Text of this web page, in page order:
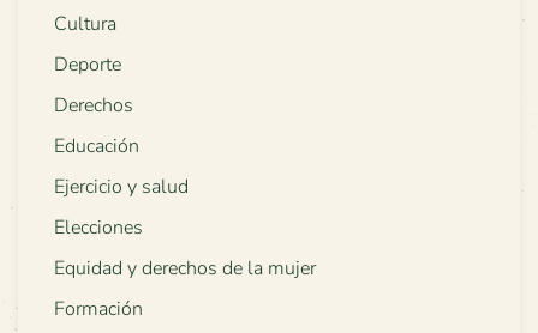
Cultura
Deporte
Derechos
Educación
Ejercicio y salud
Elecciones
Equidad y derechos de la mujer
Formación